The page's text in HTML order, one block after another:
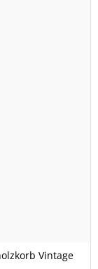
Vintage